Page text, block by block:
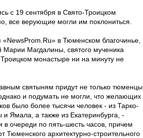
с 19 сентября в Свято-Троицком
все верующие могли им поклониться.
«NewsProm.Ru» в Тюменском благочинье,
Магдалины, святого мученика
монастыре ни на минуту не
святыням придут не только тюменцы,
и подумать не могли, что желающих
было более тысячи человек - из Тарко-
и Ямала, а также из Екатеринбурга, -
очереди по пять-шесть часов, причем
архитектурно-строительного